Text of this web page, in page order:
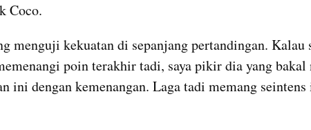
Coco.
menguji kekuatan di sepanjang pertandingan. Kalau
poin terakhir tadi, saya pikir dia yang bakal
ini dengan kemenangan. Laga tadi memang